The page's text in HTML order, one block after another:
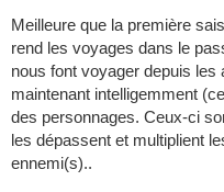
Meilleure que la première
rend les voyages dans le
nous font voyager depuis les
maintenant intelligemment
des personnages. Ceux-ci
les dépassent et multiplient
ennemi(s)..